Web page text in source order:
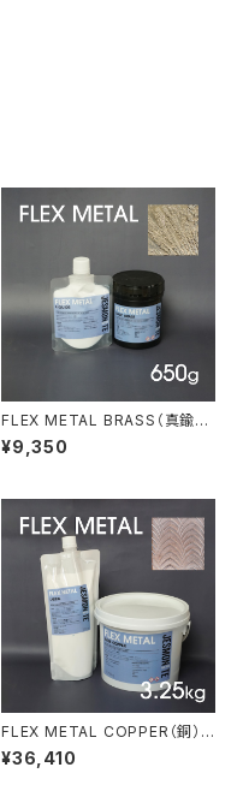
FLEX METAL BRASS（真鍮）6
50gセット
¥9,350
FLEX METAL COPPER（銅）
3.25kgセット
¥36,410